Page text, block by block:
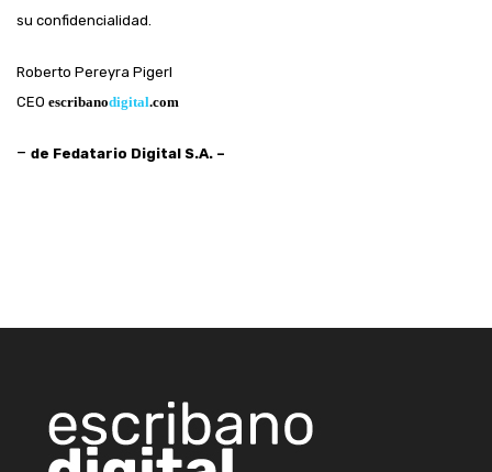
su confidencialidad.
Roberto Pereyra Pigerl
CEO escribanodigital.com
– de Fedatario Digital S.A. –